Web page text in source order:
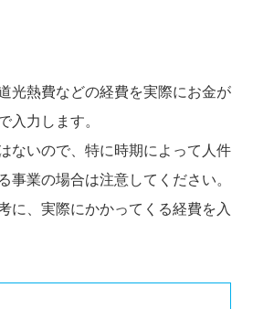
光熱費などの経費を実際にお金が
入力します。
ないので、特に時期によって人件
事業の場合は注意してください。
に、実際にかかってくる経費を入